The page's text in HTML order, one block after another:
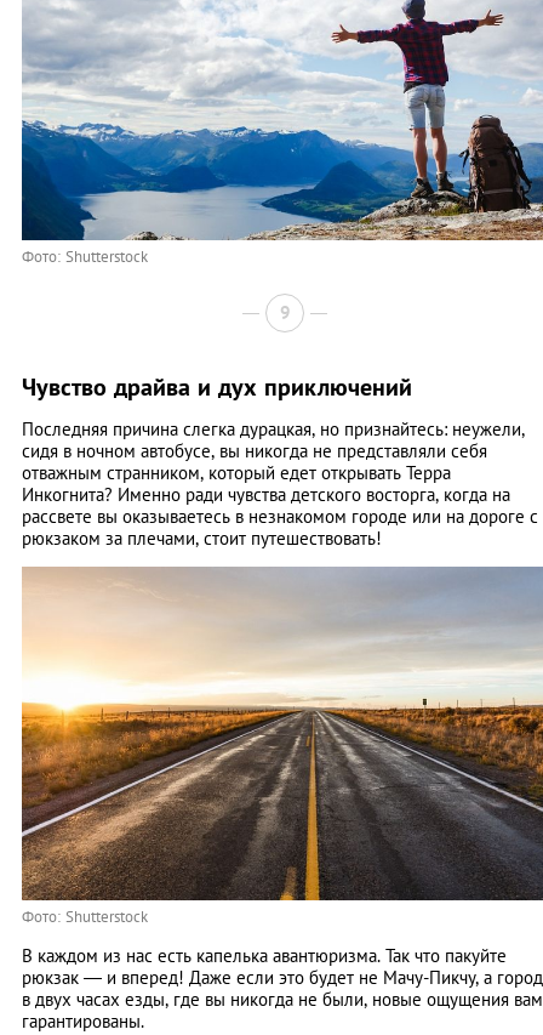
Фото: Shutterstock
9
Чувство драйва и дух приключений
Последняя причина слегка дурацкая, но признайтесь: неужели,
сидя в ночном автобусе, вы никогда не представляли себя
отважным странником, который едет открывать Терра
Инкогнита? Именно ради чувства детского восторга, когда на
рассвете вы оказываетесь в незнакомом городе или на дороге с
рюкзаком за плечами, стоит путешествовать!
Фото: Shutterstock
В каждом из нас есть капелька авантюризма. Так что пакуйте
рюкзак — и вперед! Даже если это будет не Мачу-Пикчу, а город
в двух часах езды, где вы никогда не были, новые ощущения вам
гарантированы.